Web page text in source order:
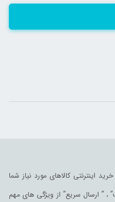
اینترنتی کالاهای مورد نیاز شما
، ” ارسال سریع” از ویژگی های مهم